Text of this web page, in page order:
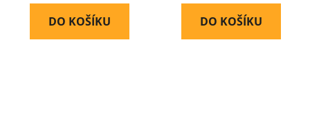
DO KOŠÍKU DO KOŠÍKU